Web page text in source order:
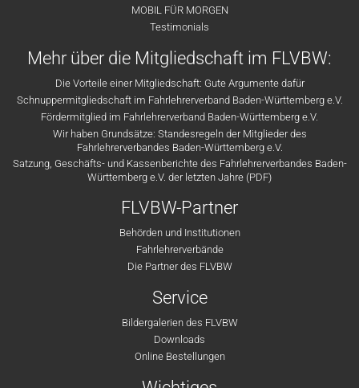
MOBIL FÜR MORGEN
Testimonials
Mehr über die Mitgliedschaft im FLVBW:
Die Vorteile einer Mitgliedschaft: Gute Argumente dafür
Schnuppermitgliedschaft im Fahrlehrerverband Baden-Württemberg e.V.
Fördermitglied im Fahrlehrerverband Baden-Württemberg e.V.
Wir haben Grundsätze: Standesregeln der Mitglieder des
Fahrlehrerverbandes Baden-Württemberg e.V.
Satzung, Geschäfts- und Kassenberichte des Fahrlehrerverbandes Baden-
Württemberg e.V. der letzten Jahre (PDF)
FLVBW-Partner
Behörden und Institutionen
Fahrlehrerverbände
Die Partner des FLVBW
Service
Bildergalerien des FLVBW
Downloads
Online Bestellungen